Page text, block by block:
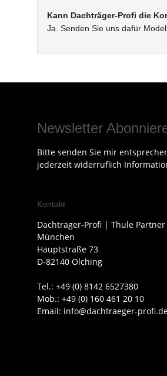
Kann Dachträger-Profi die
Ja. Senden Sie uns dafür
Newsletter
Bitte senden Sie mir
jederzeit widerruflich
Kontakt
Dachträger-Profi | Thule Partner
München
Hauptstraße 73
D-82140 Olching
Tel.: +49 (0) 8142 6527380
Mob.: +49 (0) 160 461 20 10
Email: info@dachtraeger-